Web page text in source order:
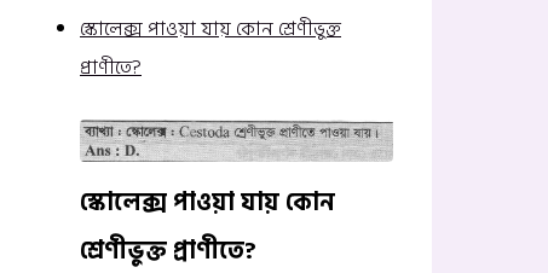
স্কোলেক্স পাওয়া যায় কোন শ্রেণীভুক্ত
প্রাণীতে?
স্কোলেক্স পাওয়া যায় কোন
শ্রেণীভুক্ত প্রাণীতে?